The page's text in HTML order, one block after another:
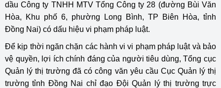
dầu Công ty TNHH MTV Tổng Công ty 28 (đường Bùi Văn
Hòa, Khu phố 6, phường Long Bình, TP Biên Hòa, tỉnh
Đồng Nai) có dấu hiệu vi phạm pháp luật.
Để kịp thời ngăn chặn các hành vi vi phạm pháp luật và bảo
vệ quyền, lợi ích chính đáng của người tiêu dùng, Tổng cục
Quản lý thị trường đã có công văn yêu cầu Cục Quản lý thị
trường tỉnh Đồng Nai chỉ đạo Đội Quản lý thị trường trực